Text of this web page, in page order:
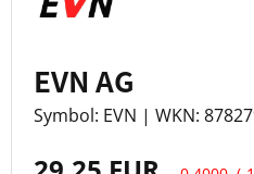
EVN AG
Symbol: EVN | WKN: